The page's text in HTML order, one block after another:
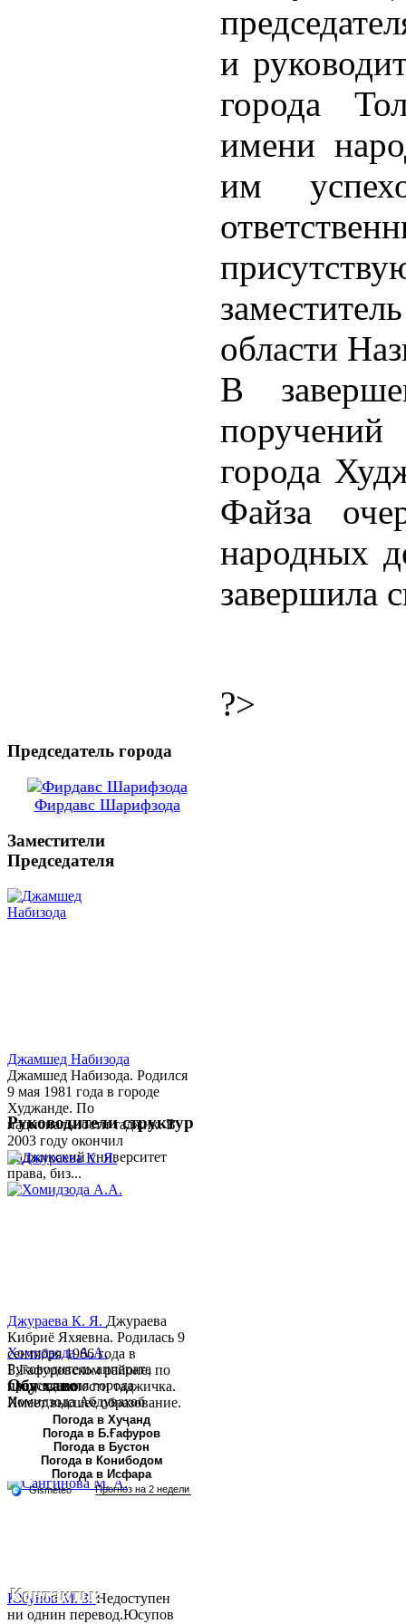
и
города
имени
им
области
В
поручений
города
Файза
народных
завершила
?>
Председатель города
Фирдавс Шарифзода
Заместители
Председателя
Джамшед Набизода
Джамшед Набизода. Родился
9 мая 1981 года в городе
Худжанде. По
национальности таджик. В
2003 году окончил
Таджикский университет
права, биз...
Хомидзода А.А.
Руководитель аппарата
председателя города
Хомидзода Абдувахоб
Абдумаджид родился 8
июня 1978 года в городе
Худжанде. По
национальности...
Руководители структур
Джураева К. Я. Джураева
Кибриё Яхяевна. Родилась 9
сентября 1966 года в
Б.Гафуровском районе, по
национальности таджичка.
Имеет высшее образование.
В 1997 ...
Юсупов М. З.Недоступен
ни однин перевод.Юсупов
Обу хаво
Погода в Хуҷанд
Погода в Б.Ғафуров
Погода в Бустон
Погода в Конибодом
Погода в Исфара
Контакты: